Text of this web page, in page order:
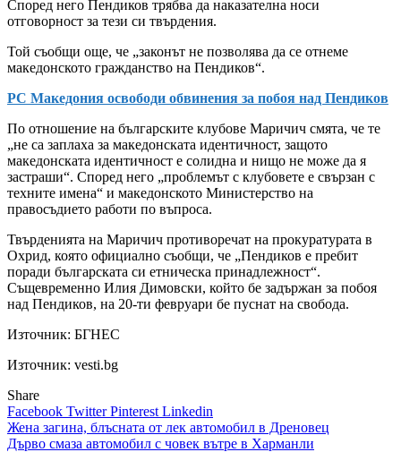
Според него Пендиков трябва да наказателна носи
отговорност за тези си твърдения.
Той съобщи още, че „законът не позволява да се отнеме
македонското гражданство на Пендиков“.
РС Македония освободи обвинения за побоя над Пендиков
По отношение на българските клубове Маричич смята, че те
„не са заплаха за македонската идентичност, защото
македонската идентичност е солидна и нищо не може да я
застраши“. Според него „проблемът с клубовете е свързан с
техните имена“ и македонското Министерство на
правосъдието работи по въпроса.
Твърденията на Маричич противоречат на прокуратурата в
Охрид, която официално съобщи, че „Пендиков е пребит
поради българската си етническа принадлежност“.
Същевременно Илия Димовски, който бе задържан за побоя
над Пендиков, на 20-ти февруари бе пуснат на свобода.
Източник: БГНЕС
Източник: vesti.bg
Share
Facebook TwitterPinterest Linkedin
Навигация
Жена загина, блъсната от лек автомобил в Дреновец
Дърво смаза автомобил с човек вътре в Харманли